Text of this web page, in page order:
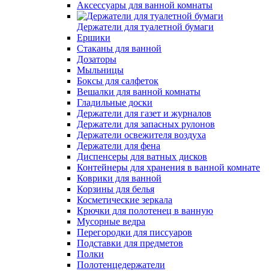
Аксессуары для ванной комнаты
Держатели для туалетной бумаги
Ершики
Стаканы для ванной
Дозаторы
Мыльницы
Боксы для салфеток
Вешалки для ванной комнаты
Гладильные доски
Держатели для газет и журналов
Держатели для запасных рулонов
Держатели освежителя воздуха
Держатели для фена
Диспенсеры для ватных дисков
Контейнеры для хранения в ванной комнате
Коврики для ванной
Корзины для белья
Косметические зеркала
Крючки для полотенец в ванную
Мусорные ведра
Перегородки для писсуаров
Подставки для предметов
Полки
Полотенцедержатели